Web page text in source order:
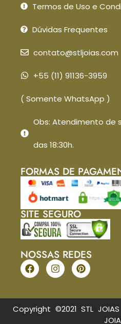
Termos de Uso e
Dúvidas Frequentes
contato@stljoias.com
+55 (11) 91136-3959
( Somente WhatsApp )
Obs: Atendimento de
das 18:30h.
FORMAS DE
SITE SEGURO
NOSSAS REDES
Copyright ©2021 STL